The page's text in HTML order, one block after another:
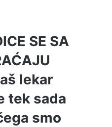
SE SA
lekar
tek sada
smo